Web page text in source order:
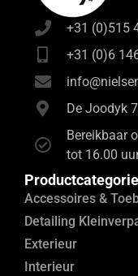
+31 (0)515
+31 (0)6
De Joodyk
Bereikbaar
tot 16.00
Accessoires &
Detailing
Exterieur
Interieur